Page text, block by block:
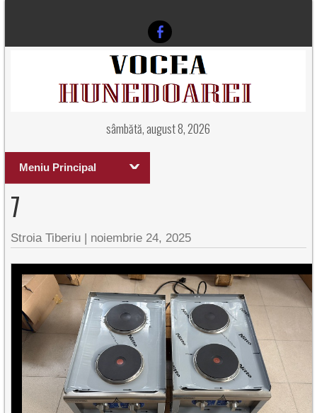
sâmbătă, august 8, 2026
Meniu Principal
7
Stroia Tiberiu | noiembrie 24, 2025